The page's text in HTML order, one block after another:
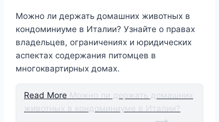
Можно ли держать домашних животных в
кондоминиуме в Италии? Узнайте о правах
владельцев, ограничениях и юридических
аспектах содержания питомцев в
многоквартирных домах.
Read More Можно ли держать домашних
животных в кондоминиуме в Италии?